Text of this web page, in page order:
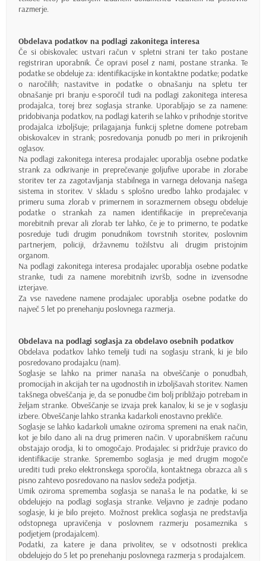
razmerje.
Obdelava podatkov na podlagi zakonitega interesa
Če si obiskovalec ustvari račun v spletni strani ter tako postane
registriran uporabnik. Če opravi posel z nami, postane stranka. Te
podatke se obdeluje za: identifikacijske in kontaktne podatke; podatke
o naročilih; nastavitve in podatke o obnašanju na spletu ter
obnašanje pri branju e-sporočil tudi na podlagi zakonitega interesa
prodajalca, torej brez soglasja stranke. Uporabljajo se za namene:
pridobivanja podatkov, na podlagi katerih se lahko v prihodnje storitve
prodajalca izboljšuje; prilagajanja funkcij spletne domene potrebam
obiskovalcev in strank; posredovanja ponudb po meri in prikrojenih
oglasov.
Na podlagi zakonitega interesa prodajalec uporablja osebne podatke
strank za odkrivanje in preprečevanje goljufive uporabe in zlorabe
storitev ter za zagotavljanja stabilnega in varnega delovanja našega
sistema in storitev. V skladu s splošno uredbo lahko prodajalec v
primeru suma zlorab v primernem in sorazmernem obsegu obdeluje
podatke o strankah za namen identifikacije in preprečevanja
morebitnih prevar ali zlorab ter lahko, če je to primerno, te podatke
posreduje tudi drugim ponudnikom tovrstnih storitev, poslovnim
partnerjem, policiji, državnemu tožilstvu ali drugim pristojnim
organom.
Na podlagi zakonitega interesa prodajalec uporablja osebne podatke
stranke, tudi za namene morebitnih izvršb, sodne in izvensodne
izterjave.
Za vse navedene namene prodajalec uporablja osebne podatke do
največ 5 let po prenehanju poslovnega razmerja.
Obdelava na podlagi soglasja za obdelavo osebnih podatkov
Obdelava podatkov lahko temelji tudi na soglasju strank, ki je bilo
posredovano prodajalcu (nam).
Soglasje se lahko na primer nanaša na obveščanje o ponudbah,
promocijah in akcijah ter na ugodnostih in izboljšavah storitev. Namen
takšnega obveščanja je, da se ponudbe čim bolj približajo potrebam in
željam stranke. Obveščanje se izvaja prek kanalov, ki se je v soglasju
izbere. Obveščanje lahko stranka kadarkoli enostavno prekliče.
Soglasje se lahko kadarkoli umakne oziroma spremeni na enak način,
kot je bilo dano ali na drug primeren način. V uporabniškem računu
obstajajo orodja, ki to omogočajo. Prodajalec si pridržuje pravico do
identifikacije stranke. Spremembo soglasja je med drugim mogoče
urediti tudi preko elektronskega sporočila, kontaktnega obrazca ali s
pisno zahtevo posredovano na naslov sedeža podjetja.
Umik oziroma sprememba soglasja se nanaša le na podatke, ki se
obdelujejo na podlagi soglasja stranke. Veljavno je zadnje podano
soglasje, ki je bilo prejeto. Možnost preklica soglasja ne predstavlja
odstopnega upravičenja v poslovnem razmerju posameznika s
podjetjem (prodajalcem).
Podatki, za katere je dana privolitev, se v odsotnosti preklica
obdelujejo do 5 let po prenehanju poslovnega razmerja s prodajalcem.